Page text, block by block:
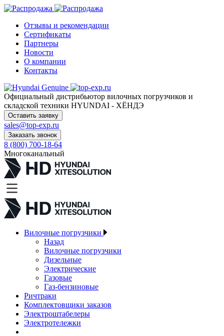
Отзывы и рекомендации
Сертификаты
Партнеры
Новости
О компании
Контакты
Официальный дистрибьютор вилочных погрузчиков и
складской техники HYUNDAI - ХЁНДЭ
Оставить заявку
sales@top-exp.ru
Заказать звонок
8 (800) 700-18-64
Многоканальный
Вилочные погрузчики
Назад
Вилочные погрузчики
Дизельные
Электрические
Газовые
Газ-бензиновые
Ричтраки
Комплектовщики заказов
Электроштабелеры
Электротележки